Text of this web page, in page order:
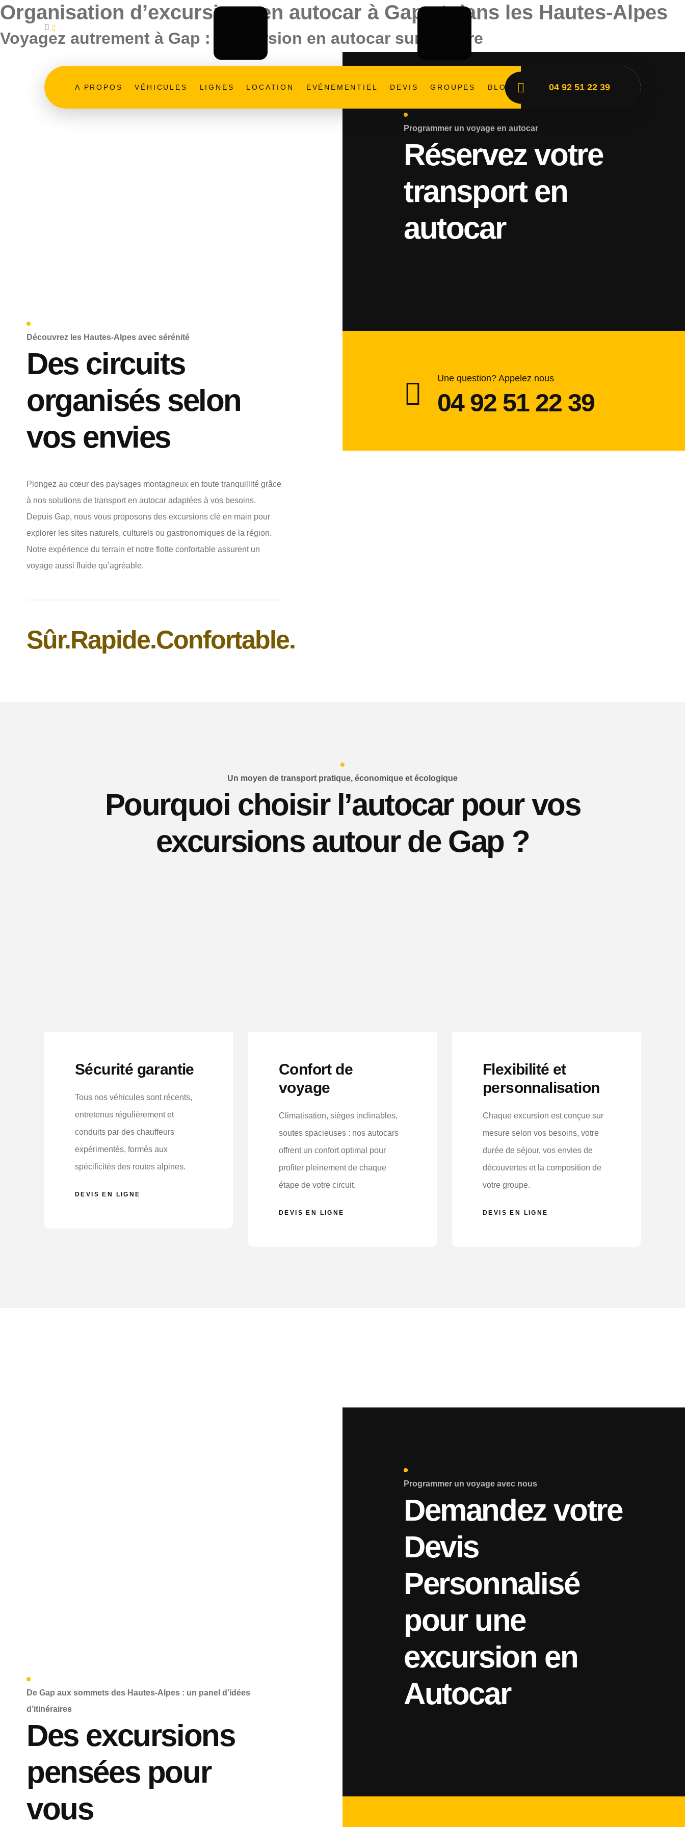
A PROPOS VÉHICULES LIGNES LOCATION EVÉNEMENTIEL DEVIS GROUPES BLOG 04 92 51 22 39
Organisation d’excursions en autocar à Gap et dans les Hautes-Alpes
Voyagez autrement à Gap : l’excursion en autocar sur mesure
Découvrez les Hautes-Alpes avec sérénité
Des circuits
organisés selon
vos envies
Plongez au cœur des paysages montagneux en toute tranquillité grâce
à nos solutions de transport en autocar adaptées à vos besoins.
Depuis Gap, nous vous proposons des excursions clé en main pour
explorer les sites naturels, culturels ou gastronomiques de la région.
Notre expérience du terrain et notre flotte confortable assurent un
voyage aussi fluide qu’agréable.
Sûr.Rapide.Confortable.
Programmer un voyage en autocar
Réservez votre
transport en
autocar
Une question? Appelez nous
04 92 51 22 39
Un moyen de transport pratique, économique et écologique
Pourquoi choisir l’autocar pour vos
excursions autour de Gap ?
Sécurité garantie
Tous nos véhicules sont récents,
entretenus régulièrement et
conduits par des chauffeurs
expérimentés, formés aux
spécificités des routes alpines.
DEVIS EN LIGNE
Confort de
voyage
Climatisation, sièges inclinables,
soutes spacieuses : nos autocars
offrent un confort optimal pour
profiter pleinement de chaque
étape de votre circuit.
DEVIS EN LIGNE
Flexibilité et
personnalisation
Chaque excursion est conçue sur
mesure selon vos besoins, votre
durée de séjour, vos envies de
découvertes et la composition de
votre groupe.
DEVIS EN LIGNE
De Gap aux sommets des Hautes-Alpes : un panel d’idées
d’itinéraires
Des excursions
pensées pour
vous
Programmer un voyage avec nous
Demandez votre
Devis
Personnalisé
pour une
excursion en
Autocar